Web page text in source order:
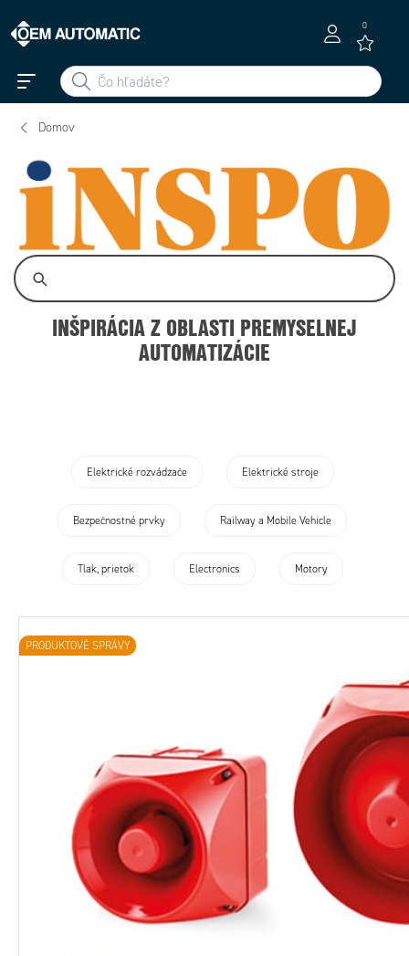
0
Domov
INŠPIRÁCIA Z OBLASTI PREMYSELNEJ
AUTOMATIZÁCIE
Elektrické rozvádzače Elektrické stroje
Bezpečnostné prvky Railway a Mobile Vehicle
Tlak, prietok Electronics Motory
PRODUKTOVÉ SPRÁVY